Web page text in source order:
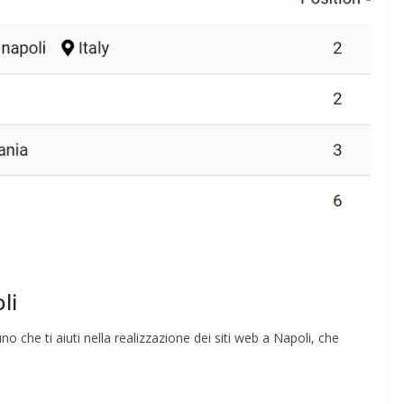
che ti aiuti nella realizzazione dei siti web a Napoli, che
DI 50
Rilassarsi e Concentrarsi
Felice Balsamo